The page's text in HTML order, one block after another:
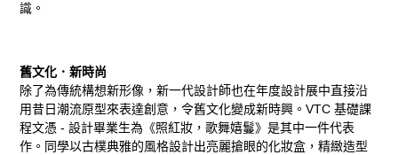
識。
舊文化．新時尚
除了為傳統構想新形像，新一代設計師也在年度設計展中直接沿
用昔日潮流原型來表達創意，令舊文化變成新時興。VTC 基礎課
程文憑 - 設計畢業生為《照紅妝，歌舞嬉鬘》是其中一件代表
作。同學以古樸典雅的風格設計出亮麗搶眼的化妝盒，精緻造型